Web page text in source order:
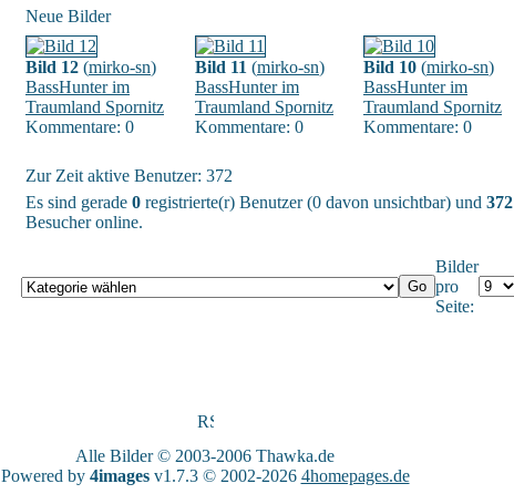
Neue Bilder
Bild 12 (mirko-sn)
BassHunter im
Traumland Spornitz
Kommentare: 0
Bild 11 (mirko-sn)
BassHunter im
Traumland Spornitz
Kommentare: 0
Bild 10 (mirko-sn)
BassHunter im
Traumland Spornitz
Kommentare: 0
Zur Zeit aktive Benutzer: 372
Es sind gerade 0 registrierte(r) Benutzer (0 davon unsichtbar) und 372
Besucher online.
Bilder
pro
Seite:
Alle Bilder © 2003-2006 Thawka.de
Powered by 4imagesv1.7.3 © 2002-2026 4homepages.de